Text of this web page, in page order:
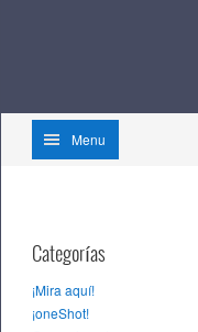
Menu
Categorías
¡Mira aquí!
¡oneShot!